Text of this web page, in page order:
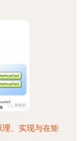
、实现与在矩